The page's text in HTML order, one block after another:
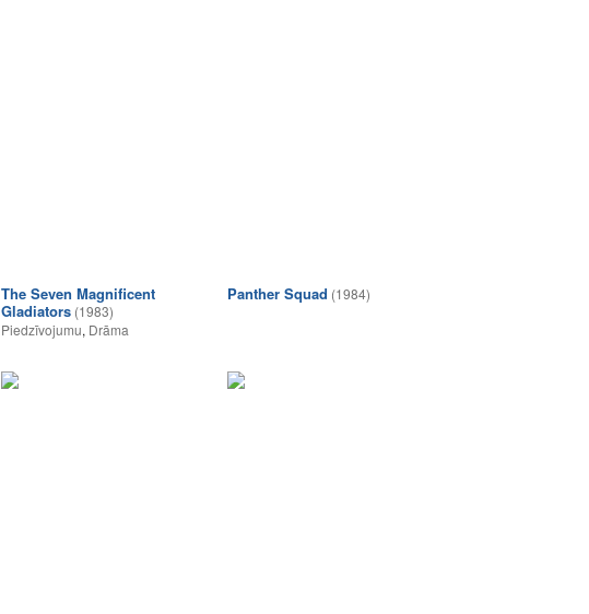
The Seven Magnificent
Gladiators (1983)
Piedzīvojumu, Drāma
Panther Squad (1984)